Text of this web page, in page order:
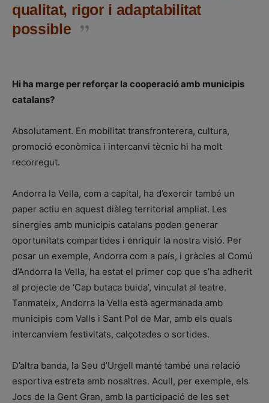
qualitat, rigor i adaptabilitat
possible
Hi ha marge per reforçar la cooperació amb municipis
catalans?
Absolutament. En mobilitat transfronterera, cultura,
promoció econòmica i intercanvi tècnic hi ha molt
recorregut.
Andorra la Vella, com a capital, ha d’exercir també un
paper actiu en aquest diàleg territorial ampliat. Les
sinergies amb municipis catalans poden generar
oportunitats compartides i enriquir la nostra visió. Per
posar un exemple, Andorra com a país, i gràcies al Comú
d’Andorra la Vella, ha estat el primer cop que s’ha adherit
al projecte de ‘Cap butaca buida’, vinculat al teatre.
Tanmateix, Andorra la Vella està agermanada amb
municipis com Valls i Sant Pol de Mar, amb els quals
intercanviem festivitats, calçotades o sortides.
D’altra banda, la Seu d’Urgell manté també una relació
esportiva estreta amb nosaltres. Acull, per exemple, els
Jocs de la Gent Gran, amb la participació de les set